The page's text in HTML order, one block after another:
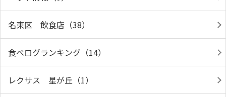
名東区 飲食店（38）
食べログランキング（14）
レクサス 星が丘（1）